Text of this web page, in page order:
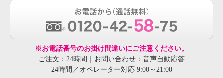
※お電話番号のお掛け間違いにご注意ください。
ご注文：24時間｜お問い合わせ：音声自動応答
24時間／オペレーター対応 9:00～21:00